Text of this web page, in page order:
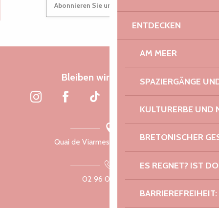
ENTDECKEN
AM MEER
SPAZIERGÄNGE
KULTURERBE UND
BRETONISCHER
ES REGNET? IST
Abonnieren Sie unseren Newsletter
Bleiben wir verbunden
Quai de Viarmes, 22300 Lannion
02 96 05 60 70